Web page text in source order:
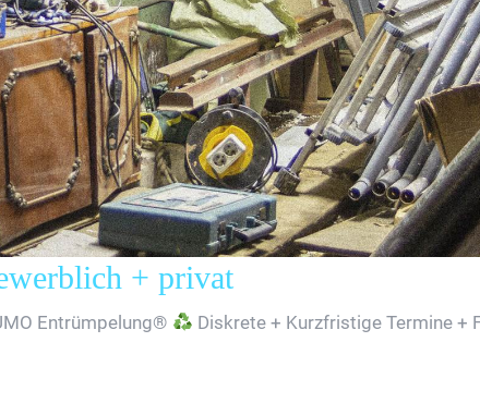
+ privat
Entrümpelung® Diskrete + Kurzfristige Termine +